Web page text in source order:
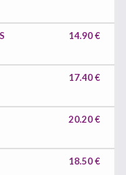
14.90 €
17.40 €
20.20 €
18.50 €